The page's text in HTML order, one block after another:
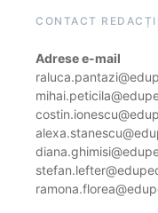
CONTACT
Adrese e-mail